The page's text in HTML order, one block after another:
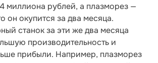
миллиона рублей, а плазморез —
он окупится за два месяца.
станок за эти же два месяца
производительность и
прибыли. Например, плазморез